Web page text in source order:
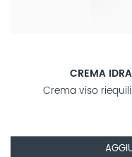
CREMA
Crema viso